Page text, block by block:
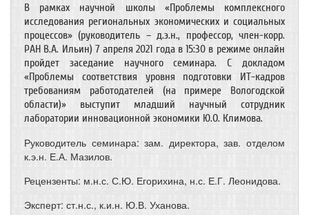
В рамках научной школы «Проблемы комплексного
исследования региональных экономических и социальных
процессов» (руководитель – д.э.н., профессор, член-корр.
РАН В.А. Ильин) 7 апреля 2021 года в 15:30 в режиме онлайн
пройдет заседание научного семинара. С докладом
«Проблемы соответствия уровня подготовки ИТ-кадров
требованиям работодателей (на примере Вологодской
области)» выступит младший научный сотрудник
лаборатории инновационной экономики Ю.О. Климова.
Руководитель семинара: зам. директора, зав. отделом
к.э.н. Е.А. Мазилов.
Рецензенты: м.н.с. С.Ю. Егорихина, н.с. Е.Г. Леонидова.
Эксперт: ст.н.с., к.и.н. Ю.В. Уханова.